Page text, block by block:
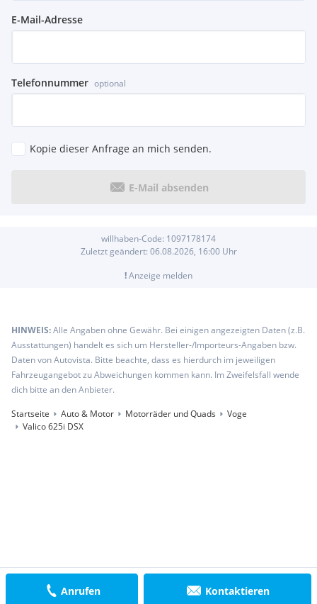
Anrufen Kontaktieren
E-Mail-Adresse
Telefonnummer optional
Kopie dieser Anfrage an mich senden.
E-Mail absenden
willhaben-Code: 1097178174
Zuletzt geändert: 06.08.2026, 16:00Uhr
!Anzeige melden
HINWEIS:Alle Angaben ohne Gewähr. Bei einigen angezeigten Daten (z.B.
Ausstattungen) handelt es sich um Hersteller-/Importeurs-Angaben bzw.
Daten von Autovista. Bitte beachte, dass es hierdurch im jeweiligen
Fahrzeugangebot zu Abweichungen kommen kann. Im Zweifelsfall wende
dich bitte an den Anbieter.
Startseite
Auto & Motor Motorräder und Quads
Voge
Valico 625i DSX